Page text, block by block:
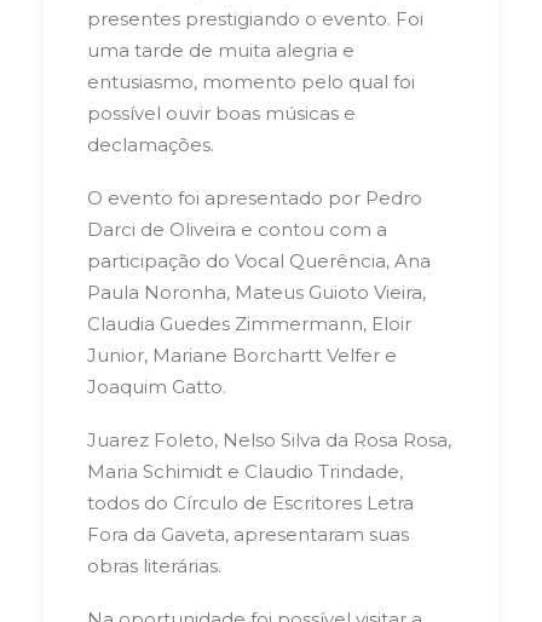
presentes prestigiando o evento. Foi
uma tarde de muita alegria e
entusiasmo, momento pelo qual foi
possível ouvir boas músicas e
declamações.
O evento foi apresentado por Pedro
Darci de Oliveira e contou com a
participação do Vocal Querência, Ana
Paula Noronha, Mateus Guioto Vieira,
Claudia Guedes Zimmermann, Eloir
Junior, Mariane Borchartt Velfer e
Joaquim Gatto.
Juarez Foleto, Nelso Silva da Rosa Rosa,
Maria Schimidt e Claudio Trindade,
todos do Círculo de Escritores Letra
Fora da Gaveta, apresentaram suas
obras literárias.